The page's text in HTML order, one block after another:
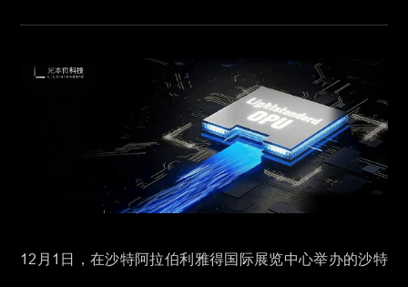
12月1日，在沙特阿拉伯利雅得国际展览中心举办的沙特